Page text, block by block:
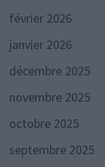
février 2026
janvier 2026
décembre 2025
novembre 2025
octobre 2025
septembre 2025